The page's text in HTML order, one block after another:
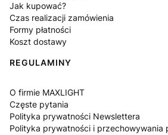
Jak kupować?
Czas realizacji zamówienia
Formy płatności
Koszt dostawy
REGULAMINY
O firmie MAXLIGHT
Częste pytania
Polityka prywatności Newslettera
Polityka prywatności i przechowywania